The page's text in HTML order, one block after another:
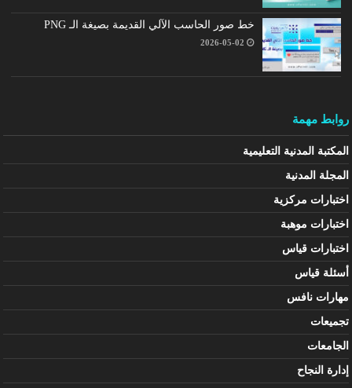
خط صور الحاسب الآلي القديمة بصيغة الـ PNG
2026-05-02
روابط مهمة
المكتبة المدنية التعليمية
المجلة المدنية
اختبارات مركزية
اختبارات موهبة
اختبارات قياس
أسئلة قياس
مهارات نافس
تجميعات
الجامعات
إدارة النجاح